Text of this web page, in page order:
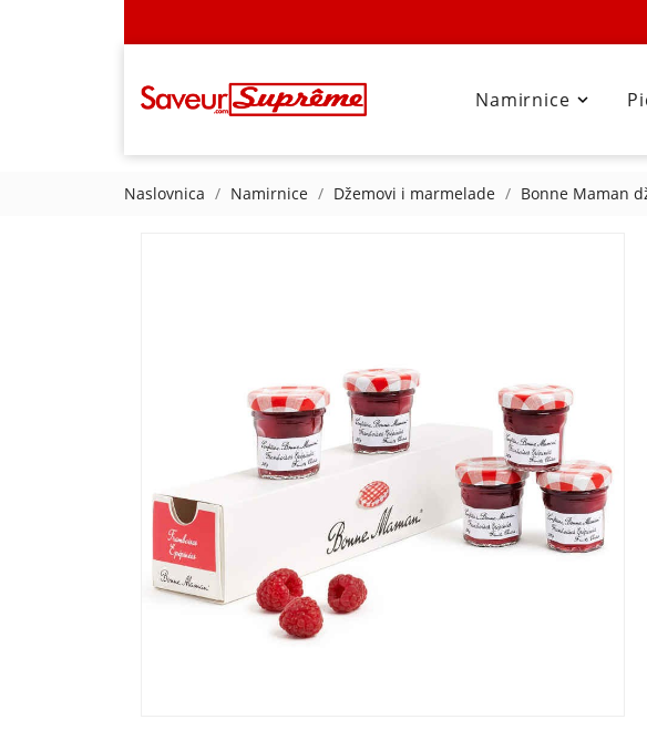

Namirnice
Naslovnica Namirnice Džemovi i marmelade Bonne Maman